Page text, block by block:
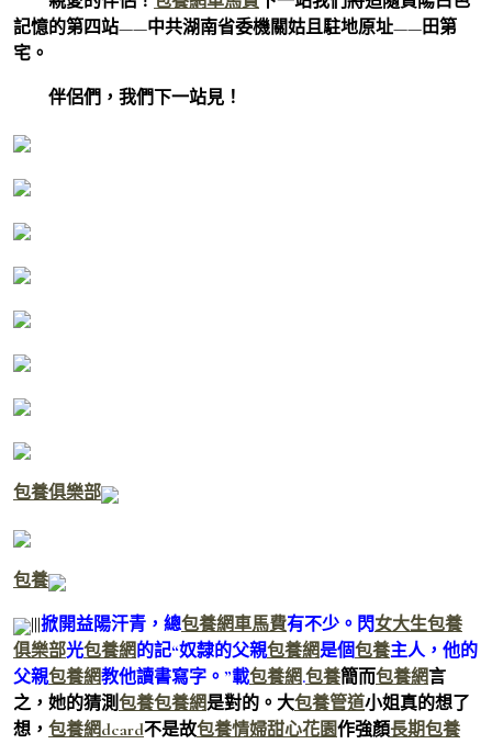
記憶的第四站——中共湖南省委機關姑且駐地原址——田第
宅 。
伴侶們，我們下一站見！
包養俱樂部
包養
|||掀開益陽汗青，總包養網車馬費有不少。閃女大生包養
俱樂部光包養網的記“奴隸的父親包養網是個包養主人，他的
父親包養網教他讀書寫字。”載包養網.包養簡而包養網言
之，她的猜測包養包養網是對的。大包養管道小姐真的想了
想， 包養網dcard不是故包養情婦甜心花園作強顏長期包養